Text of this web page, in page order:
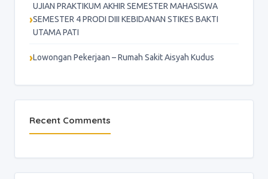
UJIAN PRAKTIKUM AKHIR SEMESTER MAHASISWA
SEMESTER 4 PRODI DIII KEBIDANAN STIKES BAKTI
UTAMA PATI
Lowongan Pekerjaan – Rumah Sakit Aisyah Kudus
Recent Comments